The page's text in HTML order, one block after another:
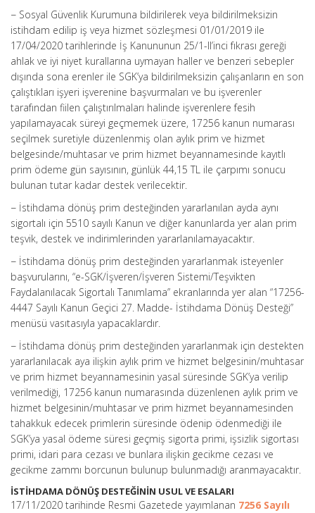
− Sosyal Güvenlik Kurumuna bildirilerek veya bildirilmeksizin
istihdam edilip iş veya hizmet sözleşmesi 01/01/2019 ile
17/04/2020 tarihlerinde İş Kanununun 25/1-II’inci fıkrası gereği
ahlak ve iyi niyet kurallarına uymayan haller ve benzeri sebepler
dışında sona erenler ile SGK’ya bildirilmeksizin çalışanların en son
çalıştıkları işyeri işverenine başvurmaları ve bu işverenler
tarafından fiilen çalıştırılmaları halinde işverenlere fesih
yapılamayacak süreyi geçmemek üzere, 17256 kanun numarası
seçilmek suretiyle düzenlenmiş olan aylık prim ve hizmet
belgesinde/muhtasar ve prim hizmet beyannamesinde kayıtlı
prim ödeme gün sayısının, günlük 44,15 TL ile çarpımı sonucu
bulunan tutar kadar destek verilecektir.
− İstihdama dönüş prim desteğinden yararlanılan ayda aynı
sigortalı için 5510 sayılı Kanun ve diğer kanunlarda yer alan prim
teşvik, destek ve indirimlerinden yararlanılamayacaktır.
− İstihdama dönüş prim desteğinden yararlanmak isteyenler
başvurularını, “e-SGK/İşveren/İşveren Sistemi/Teşvikten
Faydalanılacak Sigortalı Tanımlama” ekranlarında yer alan “17256-
4447 Sayılı Kanun Geçici 27. Madde- İstihdama Dönüş Desteği”
menüsü vasıtasıyla yapacaklardır.
− İstihdama dönüş prim desteğinden yararlanmak için destekten
yararlanılacak aya ilişkin aylık prim ve hizmet belgesinin/muhtasar
ve prim hizmet beyannamesinin yasal süresinde SGK’ya verilip
verilmediği, 17256 kanun numarasında düzenlenen aylık prim ve
hizmet belgesinin/muhtasar ve prim hizmet beyannamesinden
tahakkuk edecek primlerin süresinde ödenip ödenmediği ile
SGK’ya yasal ödeme süresi geçmiş sigorta primi, işsizlik sigortası
primi, idari para cezası ve bunlara ilişkin gecikme cezası ve
gecikme zammı borcunun bulunup bulunmadığı aranmayacaktır.
İSTİHDAMA DÖNÜŞ DESTEĞİNİN USUL VE ESALARI
17/11/2020 tarihinde Resmi Gazetede yayımlanan 7256 Sayılı